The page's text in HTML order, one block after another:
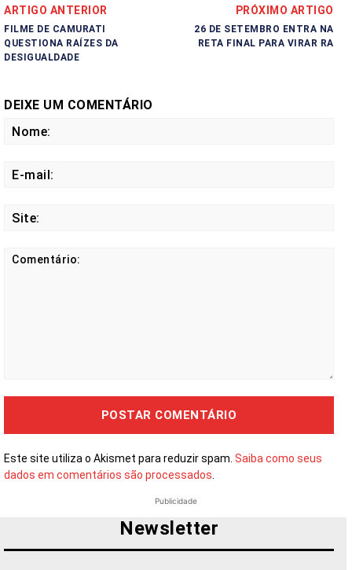
ARTIGO ANTERIOR
FILME DE CAMURATI
QUESTIONA RAÍZES DA
DESIGUALDADE
PRÓXIMO ARTIGO
26 DE SETEMBRO ENTRA NA
RETA FINAL PARA VIRAR RA
DEIXE UM COMENTÁRIO
Este site utiliza o Akismet para reduzir spam. Saiba como seus
dados em comentários são processados.
Publicidade
Newsletter